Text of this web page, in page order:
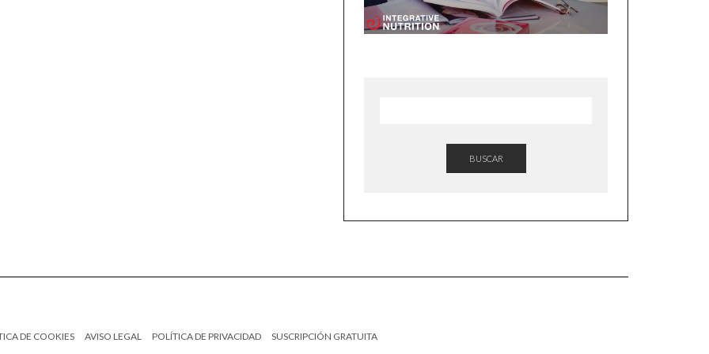
BUSCAR
DE COOKIES AVISO LEGAL POLÍTICA DE PRIVACIDAD SUSCRIPCIÓN GRATUITA